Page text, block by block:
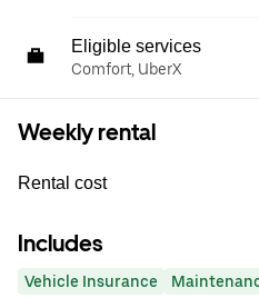
Eligible services
Comfort, UberX
Weekly rental
Rental cost
Includes
Vehicle Insurance